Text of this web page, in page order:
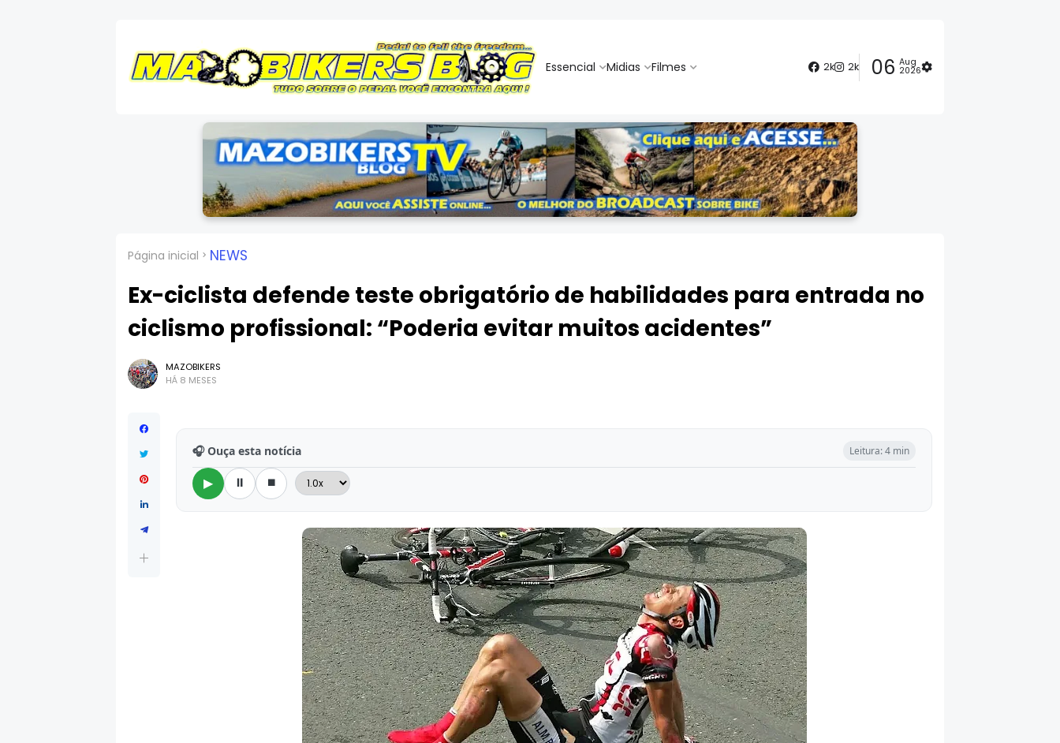
Essencial Midias Filmes 2k 2k 06 Aug
2026
Página inicial NEWS
Ex-ciclista defende teste obrigatório de habilidades para entrada no
ciclismo profissional: “Poderia evitar muitos acidentes”
MAZOBIKERS
HÁ 8 MESES
🎧 Ouça esta notícia Leitura: 4 min
▶ ⏸ ⏹